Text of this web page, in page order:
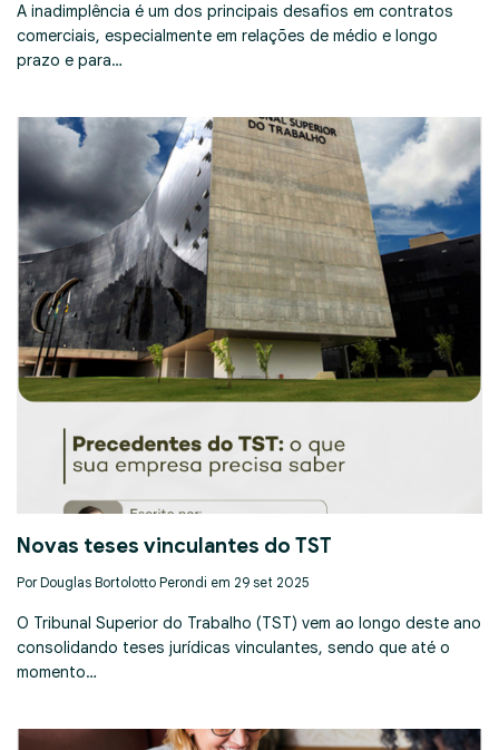
A inadimplência é um dos principais desafios em contratos
comerciais, especialmente em relações de médio e longo
prazo e para…
Novas teses vinculantes do TST
Por Douglas Bortolotto Perondi em 29 set 2025
O Tribunal Superior do Trabalho (TST) vem ao longo deste ano
consolidando teses jurídicas vinculantes, sendo que até o
momento…